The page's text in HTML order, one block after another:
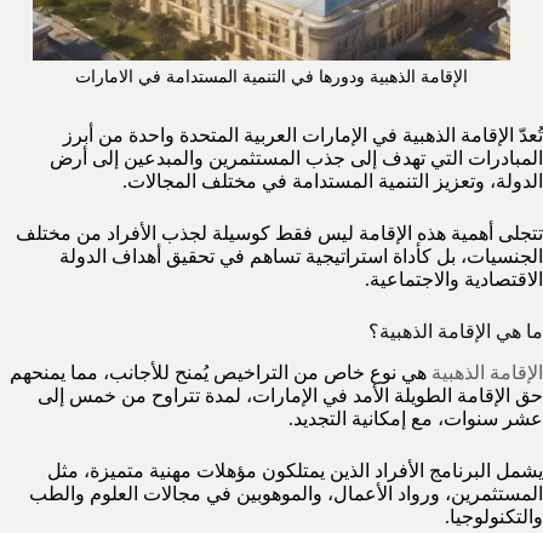
الإقامة الذهبية ودورها في التنمية المستدامة في الامارات
تُعدّ الإقامة الذهبية في الإمارات العربية المتحدة واحدة من أبرز
المبادرات التي تهدف إلى جذب المستثمرين والمبدعين إلى أرض
الدولة، وتعزيز التنمية المستدامة في مختلف المجالات.
تتجلى أهمية هذه الإقامة ليس فقط كوسيلة لجذب الأفراد من مختلف
الجنسيات، بل كأداة استراتيجية تساهم في تحقيق أهداف الدولة
الاقتصادية والاجتماعية.
ما هي الإقامة الذهبية؟
الإقامة الذهبية هي نوع خاص من التراخيص يُمنح للأجانب، مما يمنحهم
حق الإقامة الطويلة الأمد في الإمارات، لمدة تتراوح من خمس إلى
عشر سنوات، مع إمكانية التجديد.
يشمل البرنامج الأفراد الذين يمتلكون مؤهلات مهنية متميزة، مثل
المستثمرين، ورواد الأعمال، والموهوبين في مجالات العلوم والطب
والتكنولوجيا.